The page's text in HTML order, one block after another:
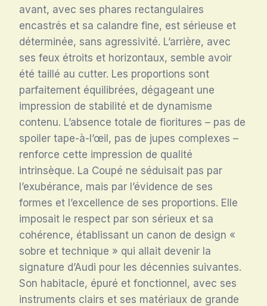
avant, avec ses phares rectangulaires
encastrés et sa calandre fine, est sérieuse et
déterminée, sans agressivité. L’arrière, avec
ses feux étroits et horizontaux, semble avoir
été taillé au cutter. Les proportions sont
parfaitement équilibrées, dégageant une
impression de stabilité et de dynamisme
contenu. L’absence totale de fioritures – pas de
spoiler tape-à-l’œil, pas de jupes complexes –
renforce cette impression de qualité
intrinsèque. La Coupé ne séduisait pas par
l’exubérance, mais par l’évidence de ses
formes et l’excellence de ses proportions. Elle
imposait le respect par son sérieux et sa
cohérence, établissant un canon de design «
sobre et technique » qui allait devenir la
signature d’Audi pour les décennies suivantes.
Son habitacle, épuré et fonctionnel, avec ses
instruments clairs et ses matériaux de grande